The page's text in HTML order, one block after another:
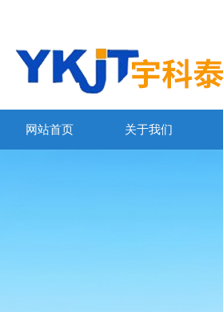
网站首页 关于我们